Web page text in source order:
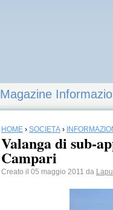
Magazine
HOME › SOCIETÀ ›
Valanga di sub-
Campari
Creato il 05 maggio 2011 da